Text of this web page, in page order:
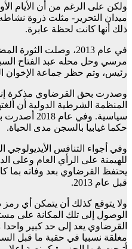
ولكن على الرغم من أن الأيام
ميدان التحرير- مثلت ذروة
ذلك أنها كانت لحظة عابرة.
في عام 2013، وصلت
مرسي وحل محله عبد الفتاح
رئيس، وتم حظر جماعة الإخوان
وصدرت بحق القرضاوي مذكرة
المنظمة الشرطية الدولية أن
سياسية.
حكما غيابيا بالسجن مدى الحياة.
وفي أجواء التنافس
للهيمنة على الرأي العام وعلى
يحتفظ القرضاوي بعد وفاته
قبل عام 2013.
ولا يتوقع كذلك أن يتمكن أي
الوصول إلى تلك المكانة على
القرضاوي يعد إلى حد كبير
مغلقة نسبيا في حقبة ما قبل